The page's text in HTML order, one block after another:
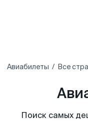
Авиабилеты Все
Поиск самых